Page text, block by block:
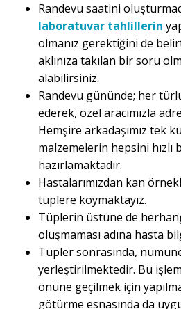
Randevu saatini
laboratuvar tahlillerin
olmanız gerektiğini de
aklınıza takılan bir soru
alabilirsiniz.
Randevu gününde; her
ederek, özel aracımızla
Hemşire arkadaşımız tek
malzemelerin hepsini hızlı
hazırlamaktadır.
Hastalarımızdan kan
tüplere koymaktayız.
Tüplerin üstüne de
oluşmaması adına hasta
Tüpler sonrasında,
yerleştirilmektedir. Bu
önüne geçilmek için
götürme esnasında da